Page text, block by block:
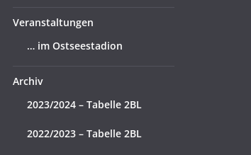
Veranstaltungen
… im Ostseestadion
Archiv
2023/2024 – Tabelle 2BL
2022/2023 – Tabelle 2BL